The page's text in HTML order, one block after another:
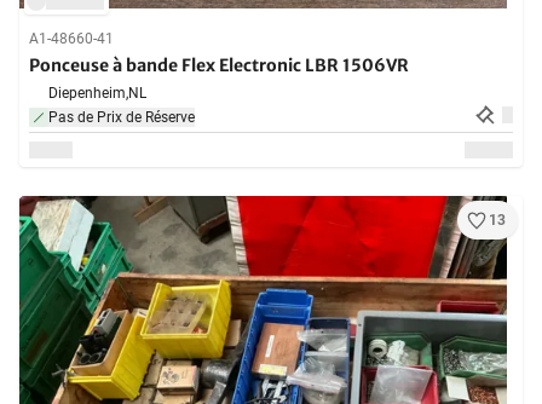
A1-48660-41
Ponceuse à bande Flex Electronic LBR 1506VR
Diepenheim,NL
Pas de Prix de Réserve
13